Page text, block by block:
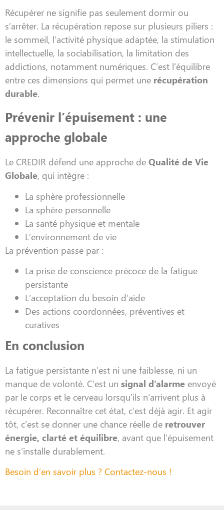
Récupérer ne signifie pas seulement dormir ou
s’arrêter. La récupération repose sur plusieurs piliers :
le sommeil, l’activité physique adaptée, la stimulation
intellectuelle, la sociabilisation, la limitation des
addictions, notamment numériques. C’est l’équilibre
entre ces dimensions qui permet une récupération
durable.
Prévenir l’épuisement : une
approche globale
Le CREDIR défend une approche de Qualité de Vie
Globale, qui intègre :
La sphère professionnelle
La sphère personnelle
La santé physique et mentale
L’environnement de vie
La prévention passe par :
La prise de conscience précoce de la fatigue
persistante
L’acceptation du besoin d’aide
Des actions coordonnées, préventives et
curatives
En conclusion
La fatigue persistante n’est ni une faiblesse, ni un
manque de volonté. C’est un signal d’alarme envoyé
par le corps et le cerveau lorsqu’ils n’arrivent plus à
récupérer. Reconnaître cet état, c’est déjà agir. Et agir
tôt, c’est se donner une chance réelle de retrouver
énergie, clarté et équilibre, avant que l’épuisement
ne s’installe durablement.
Besoin d’en savoir plus ? Contactez-nous !